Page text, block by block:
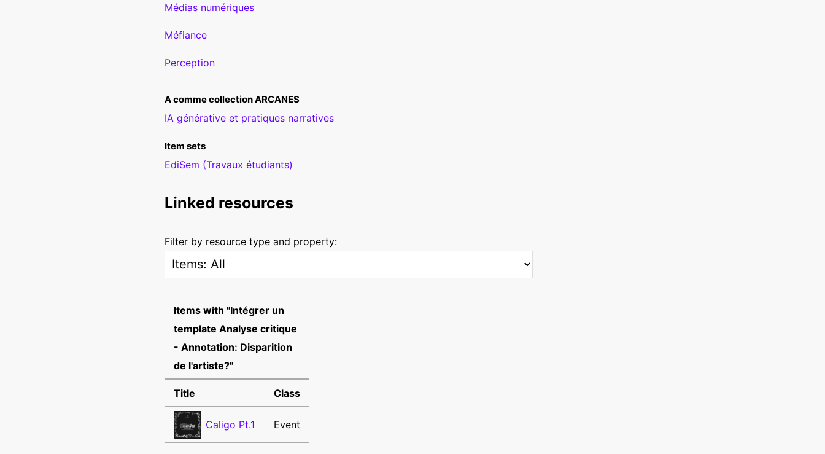
Médias numériques
Méfiance
Perception
A comme collection ARCANES
IA générative et pratiques narratives
Item sets
EdiSem (Travaux étudiants)
Linked resources
Filter by resource type and property:
Items with "Intégrer un
template Analyse critique
- Annotation: Disparition
de l'artiste?"
Title Class
Caligo Pt.1 Event